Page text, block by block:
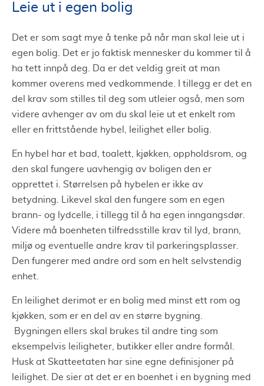
Leie ut i egen bolig
Det er som sagt mye å tenke på når man skal leie ut i
egen bolig. Det er jo faktisk mennesker du kommer til å
ha tett innpå deg. Da er det veldig greit at man
kommer overens med vedkommende. I tillegg er det en
del krav som stilles til deg som utleier også, men som
videre avhenger av om du skal leie ut et enkelt rom
eller en frittstående hybel, leilighet eller bolig.
En hybel har et bad, toalett, kjøkken, oppholdsrom, og
den skal fungere uavhengig av boligen den er
opprettet i. Størrelsen på hybelen er ikke av
betydning. Likevel skal den fungere som en egen
brann- og lydcelle, i tillegg til å ha egen inngangsdør.
Videre må boenheten tilfredsstille krav til lyd, brann,
miljø og eventuelle andre krav til parkeringsplasser.
Den fungerer med andre ord som en helt selvstendig
enhet.
En leilighet derimot er en bolig med minst ett rom og
kjøkken, som er en del av en større bygning.
Bygningen ellers skal brukes til andre ting som
eksempelvis leiligheter, butikker eller andre formål.
Husk at Skatteetaten har sine egne definisjoner på
leilighet. De sier at det er en boenhet i en bygning med